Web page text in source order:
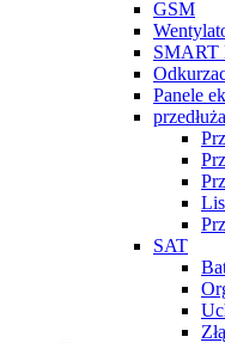
GSM
SMART
Panele
SAT